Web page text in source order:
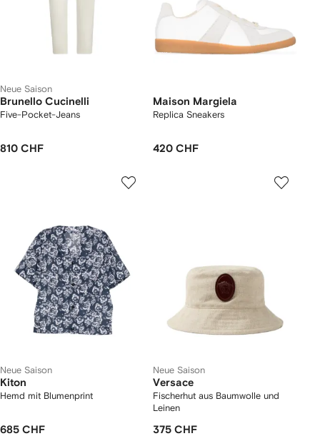
Neue Saison
Brunello Cucinelli
Five-Pocket-Jeans
810 CHF
Maison Margiela
Replica Sneakers
420 CHF
Neue Saison
Kiton
Hemd mit Blumenprint
685 CHF
Neue Saison
Versace
Fischerhut aus Baumwolle und
Leinen
375 CHF